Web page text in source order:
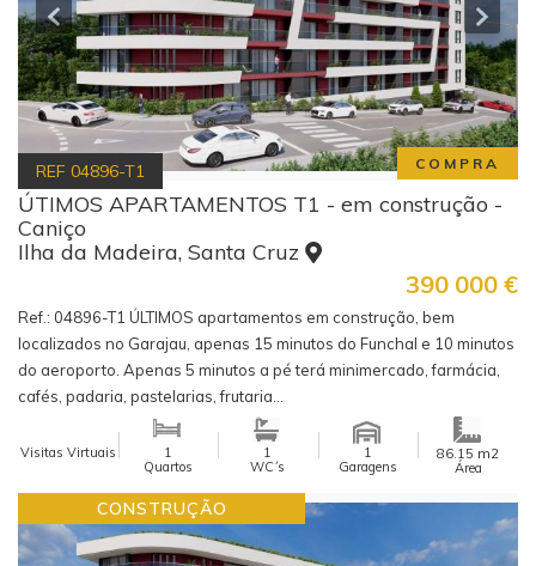
COMPRA
REF 04896-T1
ÚTIMOS APARTAMENTOS T1 - em construção -
Caniço
Ilha da Madeira, Santa Cruz
390 000 €
Ref.: 04896-T1 ÚLTIMOS apartamentos em construção, bem
localizados no Garajau, apenas 15 minutos do Funchal e 10 minutos
do aeroporto. Apenas 5 minutos a pé terá minimercado, farmácia,
cafés, padaria, pastelarias, frutaria...
Visitas Virtuais
1
Quartos
1
WC´s
1
Garagens
86.15 m2
Área
CONSTRUÇÃO